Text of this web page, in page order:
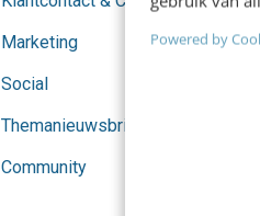
Powered by
Marketing
Social
Themanieuwsbrieven
Community